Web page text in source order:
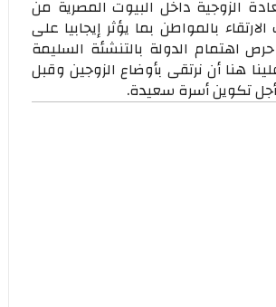
الزوجية داخل البيوت المصرية من
بالمواطن بما يؤثر إيجابيا على
اهتمام الدولة بالتنشئة السليمة
هنا أن نرتقى بأوضاع الزوجين وقبل
تكوين أسرة سعيدة.